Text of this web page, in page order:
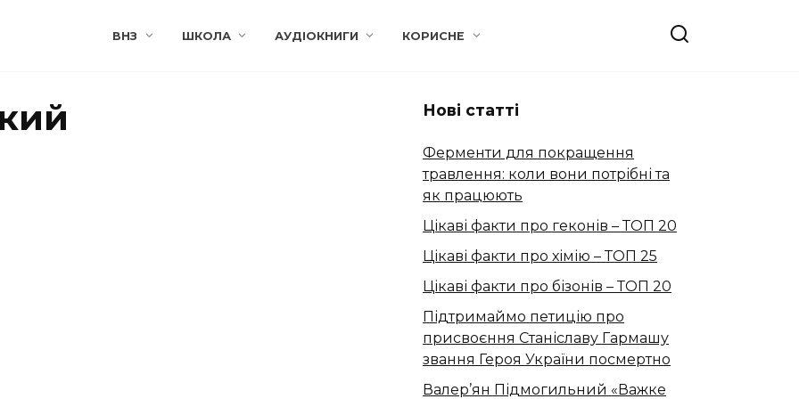
ВНЗ ШКОЛА АУДІОКНИГИ КОРИСНЕ
Нові статті
Ферменти для покращення
травлення: коли вони потрібні та
як працюють
Цікаві факти про геконів – ТОП 20
Цікаві факти про хімію – ТОП 25
Цікаві факти про бізонів – ТОП 20
Підтримаймо петицію про
присвоєння Станіславу Гармашу
звання Героя України посмертно
Валер’ян Підмогильний «Важке